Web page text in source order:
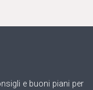
e buoni piani per